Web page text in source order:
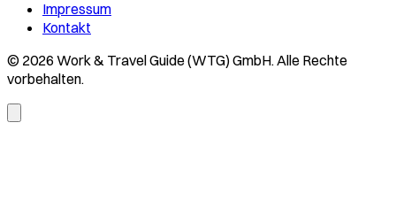
Impressum
Kontakt
© 2026 Work & Travel Guide (WTG) GmbH. Alle Rechte
vorbehalten.